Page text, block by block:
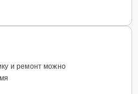
и ремонт можно